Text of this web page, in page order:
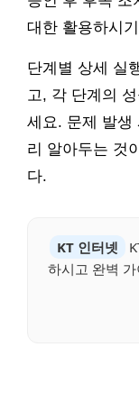
대한 활용하시
단계별 상세 실
고, 각 단계의
세요. 문제 발생
리 알아두는 것
다.
KT 인터넷
하시고 완벽